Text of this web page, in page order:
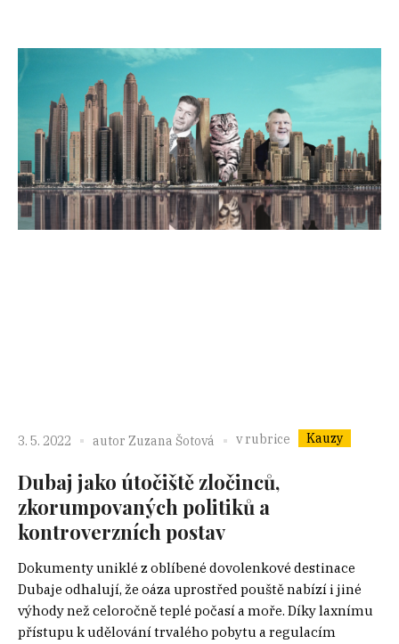
3. 5. 2022 autor Zuzana Šotová v rubrice Kauzy
Dubaj jako útočiště zločinců,
zkorumpovaných politiků a
kontroverzních postav
Dokumenty uniklé z oblíbené dovolenkové destinace
Dubaje odhalují, že oáza uprostřed pouště nabízí i jiné
výhody než celoročně teplé počasí a moře. Díky laxnímu
přístupu k udělování trvalého pobytu a regulacím